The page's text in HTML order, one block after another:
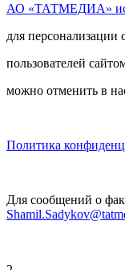
АО «ТАТМЕДИА»
для персонализации
пользователей
можно отменить в
Политика
Для сообщений о